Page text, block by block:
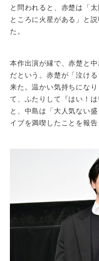
と問われると、赤楚は「
ところに火星がある」と
た。
本作出演が縁で、赤楚と
だという。赤楚が「泣け
来た。温かい気持ちにな
て、ふたりして『はい！
と、中島は「大人気ない
イブを満喫したことを報告